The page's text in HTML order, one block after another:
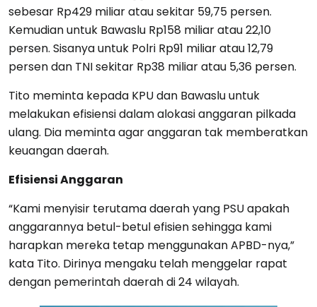
sebesar Rp429 miliar atau sekitar 59,75 persen.
Kemudian untuk Bawaslu Rp158 miliar atau 22,10
persen. Sisanya untuk Polri Rp91 miliar atau 12,79
persen dan TNI sekitar Rp38 miliar atau 5,36 persen.
Tito meminta kepada KPU dan Bawaslu untuk
melakukan efisiensi dalam alokasi anggaran pilkada
ulang. Dia meminta agar anggaran tak memberatkan
keuangan daerah.
Efisiensi Anggaran
“Kami menyisir terutama daerah yang PSU apakah
anggarannya betul-betul efisien sehingga kami
harapkan mereka tetap menggunakan APBD-nya,”
kata Tito. Dirinya mengaku telah menggelar rapat
dengan pemerintah daerah di 24 wilayah.